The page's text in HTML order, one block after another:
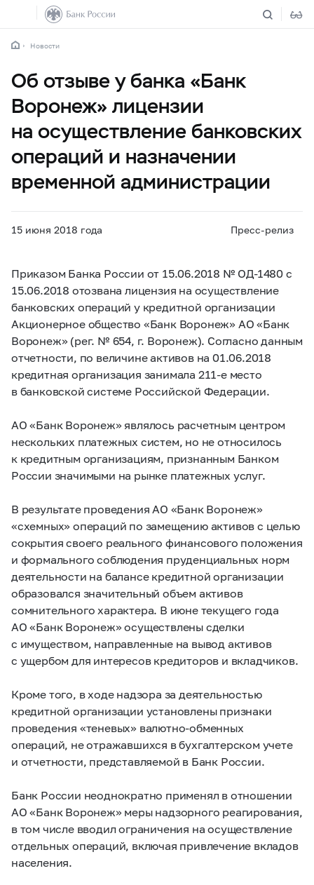
Новости
Об отзыве у банка «Банк
Воронеж» лицензии
на осуществление банковских
операций и назначении
временной администрации
15 июня 2018 года Пресс-релиз
Приказом Банка России от 15.06.2018 № ОД-1480 с
15.06.2018 отозвана лицензия на осуществление
банковских операций у кредитной организации
Акционерное общество «Банк Воронеж» АО «Банк
Воронеж» (рег. № 654, г. Воронеж). Согласно данным
отчетности, по величине активов на 01.06.2018
кредитная организация занимала 211-еместо
в банковской системе Российской Федерации.
АО «Банк Воронеж» являлось расчетным центром
нескольких платежных систем, но не относилось
к кредитным организациям, признанным Банком
России значимыми на рынке платежных услуг.
В результате проведения АО «Банк Воронеж»
«схемных» операций по замещению активов с целью
сокрытия своего реального финансового положения
и формального соблюдения пруденциальных норм
деятельности на балансе кредитной организации
образовался значительный объем активов
сомнительного характера. В июне текущего года
АО «Банк Воронеж» осуществлены сделки
с имуществом, направленные на вывод активов
с ущербом для интересов кредиторов и вкладчиков.
Кроме того, в ходе надзора за деятельностью
кредитной организации установлены признаки
проведения «теневых» валютно-обменных
операций, не отражавшихся в бухгалтерском учете
и отчетности, представляемой в Банк России.
Банк России неоднократно применял в отношении
АО «Банк Воронеж» меры надзорного реагирования,
в том числе вводил ограничения на осуществление
отдельных операций, включая привлечение вкладов
населения.